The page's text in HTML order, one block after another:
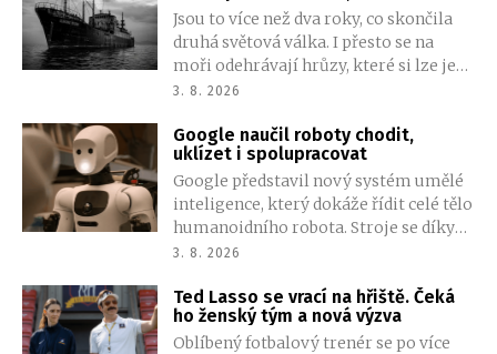
2027.
nikdy neexistovala
Jsou to více než dva roky, co skončila
druhá světová válka. I přesto se na
moři odehrávají hrůzy, které si lze jen
stěží představit. Plavidlo ve
pomoc neznámé lodi. Když záchrana
dorazila na místo, stala se svědkem
něčeho otřesného. Tak otřesného, že
mnozí pochybují, že k tomu vůbec
došlo.
3. 8. 2026
Google naučil roboty chodit,
uklízet i spolupracovat
Google představil nový systém umělé
inteligence, který dokáže řídit celé tělo
humanoidního robota. Stroje se díky
němu mohou pohybovat po místnosti,
spolupracovat při plnění složitějších
úkolů.
3. 8. 2026
Ted Lasso se vrací na hřiště. Čeká
ho ženský tým a nová výzva
Oblíbený fotbalový trenér se po více